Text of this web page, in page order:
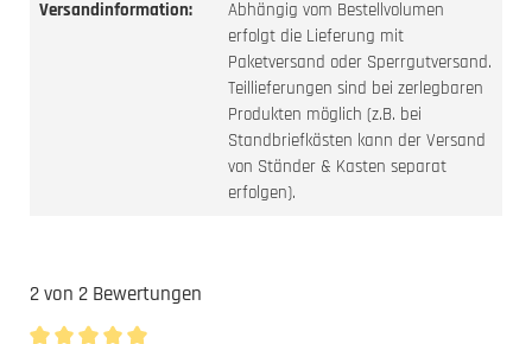
Versandinformation:
Abhängig vom Bestellvolumen
erfolgt die Lieferung mit
Paketversand oder Sperrgutversand.
Teillieferungen sind bei zerlegbaren
Produkten möglich (z.B. bei
Standbriefkästen kann der Versand
von Ständer & Kasten separat
erfolgen).
2 von 2 Bewertungen